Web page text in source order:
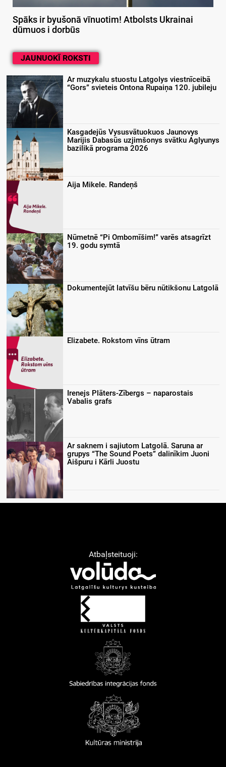
Spāks ir byušonā vīnuotim! Atbolsts Ukrainai
dūmuos i dorbūs
JAUNUOKĪ ROKSTI
Ar muzykalu stuostu Latgolys viestnīceibā
“Gors” svieteis Ontona Rupaiņa 120. jubileju
Kasgadejūs Vysusvātuokuos Jaunovys
Marijis Dabasūs uzjimšonys svātku Aglyunys
bazilikā programa 2026
Aija Mikele. Randeņš
Nūmetnē “Pi Ombomīšim!” varēs atsagrīzt
19. godu symtā
Dokumentejūt latvīšu bēru nūtikšonu Latgolā
Elizabete. Rokstom vīns ūtram
Irenejs Plāters-Zībergs – naparostais
Vabalis grafs
Ar saknem i sajiutom Latgolā. Saruna ar
grupys “The Sound Poets” dalinīkim Juoni
Aišpuru i Kārli Juostu
Atbaļsteituoji: